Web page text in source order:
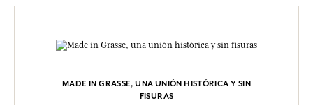
MADE IN GRASSE, UNA UNIÓN HISTÓRICA Y SIN
FISURAS